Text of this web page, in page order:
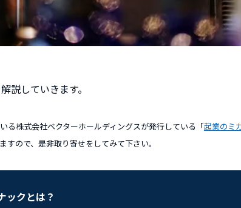
説していきます。
株式会社ベクターホールディングスが発行している「起業のミ
ので、是非取り寄せをしてみて下さい。
ックとは？